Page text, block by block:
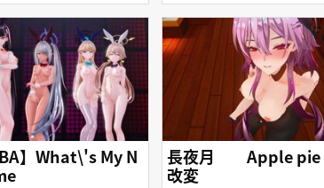
BA】What\'s My N
長夜月 Apple pie
改変